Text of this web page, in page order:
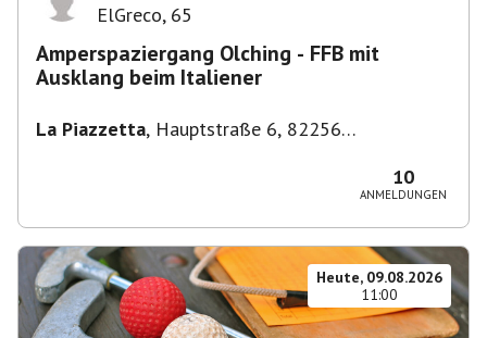
ElGreco, 65
Amperspaziergang Olching - FFB mit
Ausklang beim Italiener
La Piazzetta, Hauptstraße 6, 82256
10
ANMELDUNGEN
Heute, 09.08.2026
11:00